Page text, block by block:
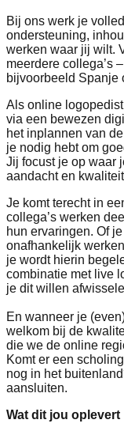
Bij ons werk je
ondersteuning,
werken waar jij wilt.
meerdere collega’s
bijvoorbeeld Spanje
Als online
via een bewezen
het inplannen van
je nodig hebt om
Jij focust je op waar
aandacht en
Je komt terecht in
collega’s werken
hun ervaringen. Of
onafhankelijk
je wordt hierin
combinatie met live
je dit willen
En wanneer je
welkom bij de
die we de online
Komt er een
nog in het
aansluiten.
Wat dit jou oplevert